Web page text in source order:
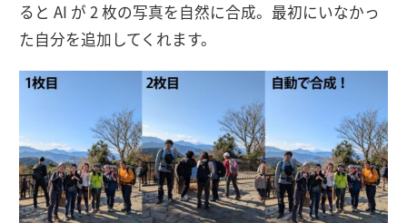
ると​ AI が​ 2 枚の​写真を​自然に​合成。​最初にいなかっ
た​自分を​追加してくれます。